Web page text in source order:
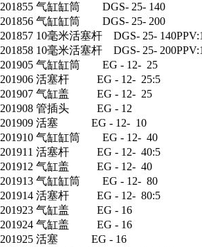
201855 气缸缸筒 DGS- 25- 140
201856 气缸缸筒 DGS- 25- 200
201857 10毫米活塞杆 DGS- 25-
201858 10毫米活塞杆 DGS- 25-
201905 气缸缸筒 EG - 12- 25
201906 活塞杆 EG - 12- 25:5
201907 气缸盖 EG - 12- 25
201908 管插头 EG - 12
201909 活塞 EG - 12- 10
201910 气缸缸筒 EG - 12- 40
201911 活塞杆 EG - 12- 40:5
201912 气缸盖 EG - 12- 40
201913 气缸缸筒 EG - 12- 80
201914 活塞杆 EG - 12- 80:5
201923 气缸盖 EG - 16
201924 气缸盖 EG - 16
201925 活塞 EG - 16